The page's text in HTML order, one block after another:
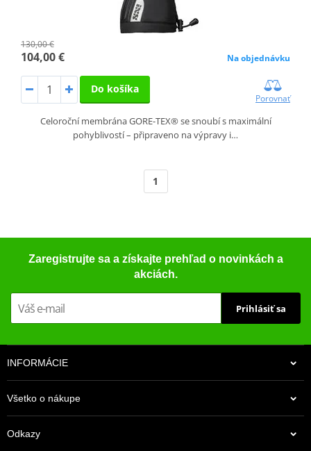
130,00 €
104,00 € Na objednávku
Do košíka
Porovnať
Celoroční membrána GORE-TEX® se snoubí s maximální
pohyblivostí – připraveno na výpravy i…
1
Zaregistrujte sa a získajte prehľad o novinkách a
akciách.
Prihlásiť sa
INFORMÁCIE
Všetko o nákupe
Odkazy